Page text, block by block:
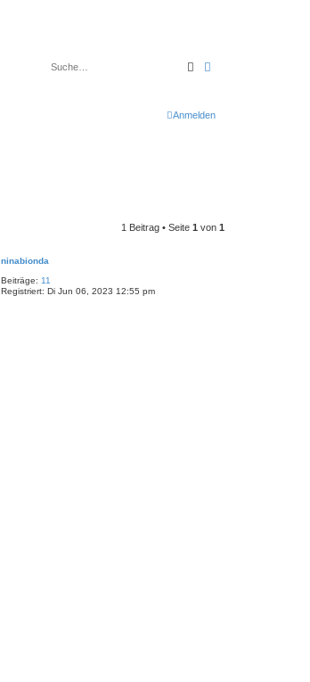
Suche
Anmelden
1 Beitrag • Seite 1 von 1
ninabionda
Beiträge: 11
Registriert: Di Jun 06, 2023 12:55 pm